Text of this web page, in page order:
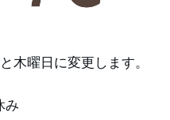
木曜日に変更します。
み